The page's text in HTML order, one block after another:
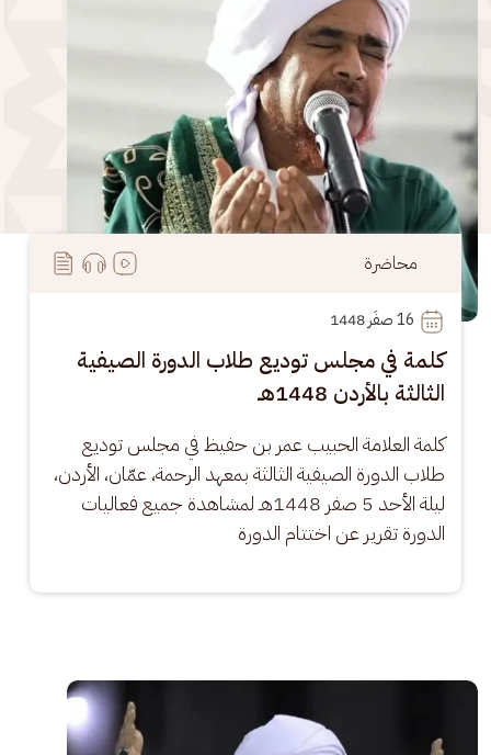
محاضرة
16 صفَر 1448
كلمة في مجلس توديع طلاب الدورة الصيفية
الثالثة بالأردن 1448هـ
كلمة العلامة الحبيب عمر بن حفيظ في مجلس توديع
طلاب الدورة الصيفية الثالثة بمعهد الرحمة، عمّان، الأردن،
ليلة الأحد 5 صفر 1448هـ لمشاهدة جميع فعاليات
الدورة تقرير عن اختتام الدورة
الصورة